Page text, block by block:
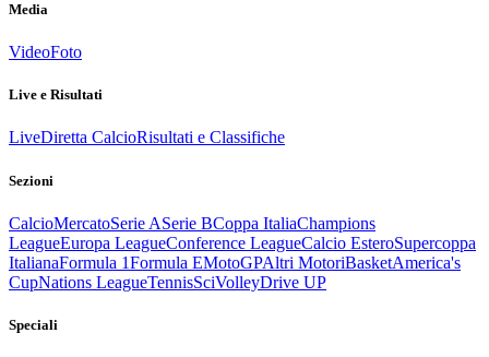
Media
VideoFoto
Live e Risultati
LiveDiretta CalcioRisultati e Classifiche
Sezioni
CalcioMercatoSerie ASerie BCoppa ItaliaChampions
LeagueEuropa LeagueConference LeagueCalcio EsteroSupercoppa
ItalianaFormula 1Formula EMotoGPAltri MotoriBasketAmerica's
CupNations LeagueTennisSciVolleyDrive UP
Speciali